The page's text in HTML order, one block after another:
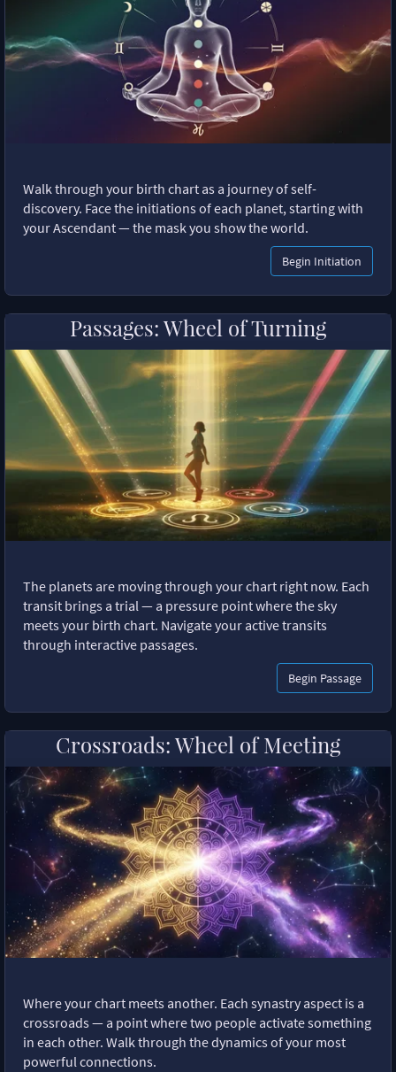
Walk through your birth chart as a journey of self-
discovery. Face the initiations of each planet, starting with
your Ascendant — the mask you show the world.
Begin Initiation
Passages: Wheel of Turning
The planets are moving through your chart right now. Each
transit brings a trial — a pressure point where the sky
meets your birth chart. Navigate your active transits
through interactive passages.
Begin Passage
Crossroads: Wheel of Meeting
Where your chart meets another. Each synastry aspect is a
crossroads — a point where two people activate something
in each other. Walk through the dynamics of your most
powerful connections.